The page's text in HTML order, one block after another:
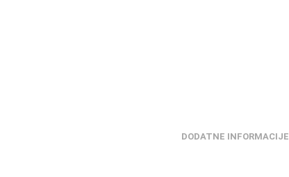
DODATNE INFORMACIJE